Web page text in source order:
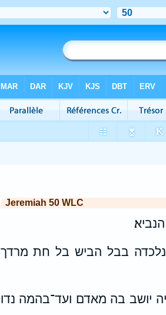
Jeremiah 50 WLC
נלכדה בבל הביש בל חת מרדך
יושב בה מאדם ועד־בהמה נדו